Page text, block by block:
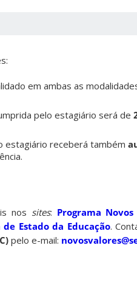
em ambas as
pelo estagiário será de
estagiário receberá também
nos sites: Programa
de Estado da Educação.
pelo e-mail: